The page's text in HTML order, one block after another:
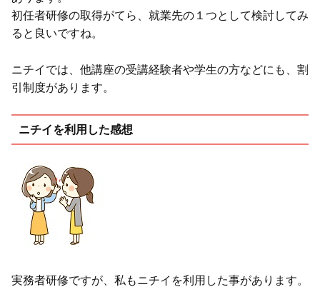
初任者研修の取得がてら、就業先の１つとして検討してみ
ると良いですね。
ニチイでは、他講座の受講経験者や学生の方などにも、割
引制度があります。
ニチイを利用した感想
実務者研修ですが、私もニチイを利用した事があります。